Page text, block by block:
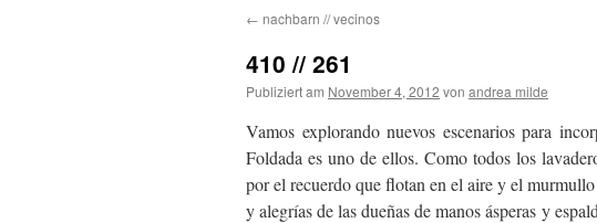
springen
← nachbarn // vecinos
410 // 261
Publiziert am November 4, 2012 von andrea milde
Vamos explorando nuevos escenarios para
Foldada es uno de ellos. Como todos los
por el recuerdo que flotan en el aire y el
y alegrías de las dueñas de manos ásperas y